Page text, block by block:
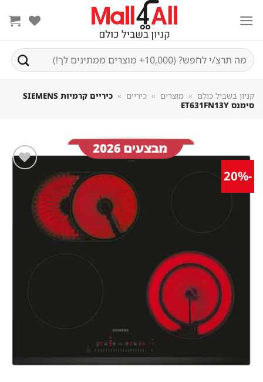
חיפוש
עבור:
קניון בשביל כולם מוצרים כיריים
כיריים קרמיות SIEMENS
סימנס ET631FN13Y
במועדפים